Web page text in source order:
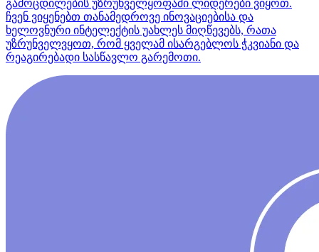
გამოცდილების უზრუნველყოფაში ლიდერები ვიყოთ.
ჩვენ ვიყენებთ თანამედროვე ინოვაციებისა და
ხელოვნური ინტელექტის უახლეს მიღწევებს, რათა
უზრუნველვყოთ, რომ ყველამ ისარგებლოს ჭკვიანი და
რეაგირებადი სასწავლო გარემოთი.